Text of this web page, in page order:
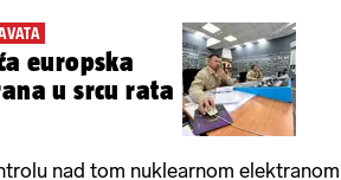
europska
u srcu rata
nad tom nuklearnom elektranom